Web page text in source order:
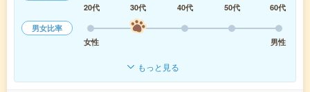
20代
30代 40代 50代
60代
男女比率
女性
男性
もっと見る